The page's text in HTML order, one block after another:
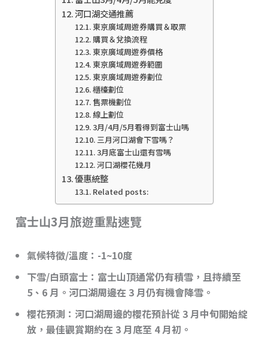
河口湖交通推薦
東京廣域周遊券購買＆取票
購買＆兌換流程
東京廣域周遊券價格
東京廣域周遊券範圍
東京廣域周遊券劃位
櫃檯劃位
售票機劃位
線上劃位
3月/4月/5月看得到富士山嗎
三月河口湖會下雪嗎？
3月底富士山還有雪嗎
河口湖櫻花幾月
優惠統整
Related posts:
富士山3月旅遊重點速覽
氣候特徵/溫度：-1~10度
下雪/白頭富士：富士山頂通常仍有積雪，且持續至
5、6 月。河口湖周邊在 3 月仍有機會降雪。
櫻花預測 ：河口湖周邊的櫻花預計從 3 月中旬開始綻
放，最佳觀賞期約在 3 月底至 4 月初。